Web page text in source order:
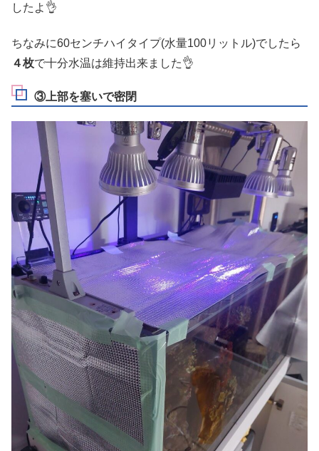
したよ👌
ちなみに60センチハイタイプ(水量100リットル)でしたら
４枚で十分水温は維持出来ました👌
③上部を塞いで密閉